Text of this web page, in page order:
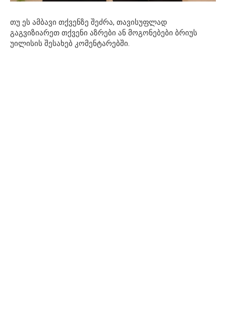
თუ ეს ამბავი თქვენზე შეძრა, თავისუფლად
გაგვიზიარეთ თქვენი აზრები ან მოგონებები ბრიუს
უილისის შესახებ კომენტარებში.